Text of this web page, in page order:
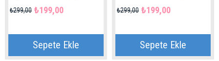
Craft Dede₺199,00
₺299,00
Sepete Ekle
Yaş | Art Craft Dede
₺199,00
₺299,00
Sepete Ekle